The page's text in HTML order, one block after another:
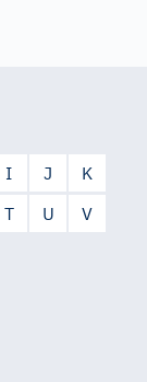
I J
K
T U
V